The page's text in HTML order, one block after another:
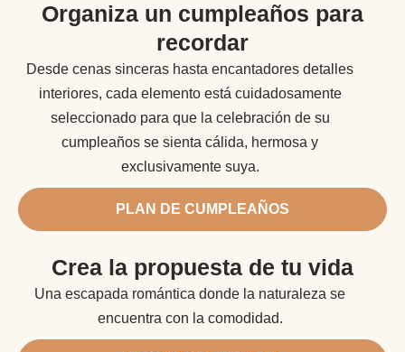
Crea la propuesta de tu vida
Una escapada romántica donde la naturaleza se
encuentra con la comodidad.
Organiza un cumpleaños para
recordar
Desde cenas sinceras hasta encantadores detalles
interiores, cada elemento está cuidadosamente
seleccionado para que la celebración de su
cumpleaños se sienta cálida, hermosa y
exclusivamente suya.
PLAN DE CUMPLEAÑOS